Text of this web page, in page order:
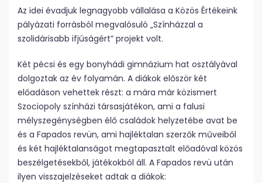
Az idei évadjuk legnagyobb vállalása a Közös Értékeink
pályázati forrásból megvalósuló „Színházzal a
szolidárisabb ifjúságért” projekt volt.
Két pécsi és egy bonyhádi gimnázium hat osztályával
dolgoztak az év folyamán. A diákok először két
előadáson vehettek részt: a mára már közismert
Szociopoly színházi társasjátékon, ami a falusi
mélyszegénységben élő családok helyzetébe avat be
és a Fapados revün, ami hajléktalan szerzők műveiből
és két hajléktalanságot megtapasztalt előadóval közös
beszélgetésekből, játékokból áll. A Fapados revü után
ilyen visszajelzéseket adtak a diákok: